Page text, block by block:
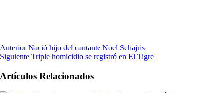
Anterior Nació hijo del cantante Noel Schajris
Siguiente Triple homicidio se registró en El Tigre
Artículos Relacionados